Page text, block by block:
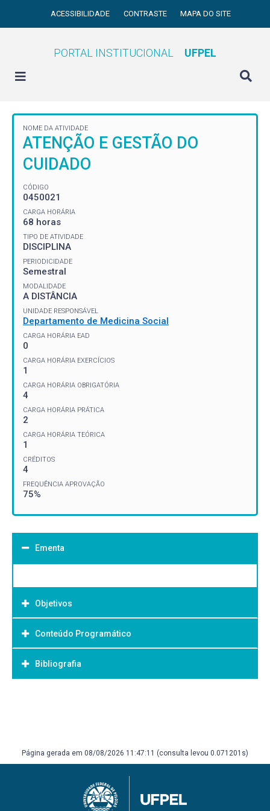
ACESSIBILIDADE CONTRASTE MAPA DO SITE
PORTAL INSTITUCIONAL UFPEL
NOME DA ATIVIDADE
ATENÇÃO E GESTÃO DO
CUIDADO
CÓDIGO
0450021
CARGA HORÁRIA
68 horas
TIPO DE ATIVIDADE
DISCIPLINA
PERIODICIDADE
Semestral
MODALIDADE
A DISTÂNCIA
UNIDADE RESPONSÁVEL
Departamento de Medicina Social
CARGA HORÁRIA EAD
0
CARGA HORÁRIA EXERCÍCIOS
1
CARGA HORÁRIA OBRIGATÓRIA
4
CARGA HORÁRIA PRÁTICA
2
CARGA HORÁRIA TEÓRICA
1
CRÉDITOS
4
FREQUÊNCIA APROVAÇÃO
75%
Ementa
Objetivos
Objetivo Geral:
Conteúdo Programático
Bibliografia
Página gerada em 08/08/2026 11:47:11 (consulta levou 0.071201s)